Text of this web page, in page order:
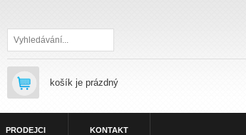
Hledat
košík je prázdný
PRODEJCI KONTAKT